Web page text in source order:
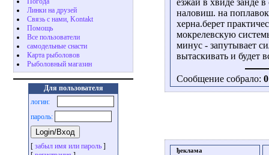
Линки на друзей
Связь с нами, Kontakt
Помощь
Все пользователи
самодельные снасти
Карта рыболовов
Рыболовный магазин
Для пользователя
логин:
пароль:
[ забыл имя или пароль ]
езжай в хвиде занде
наловиш. на
херна.берет
мокрелевскую
минус - запутывает
вытаскивать и будет
Сообщение собрало: 0
ђеклама